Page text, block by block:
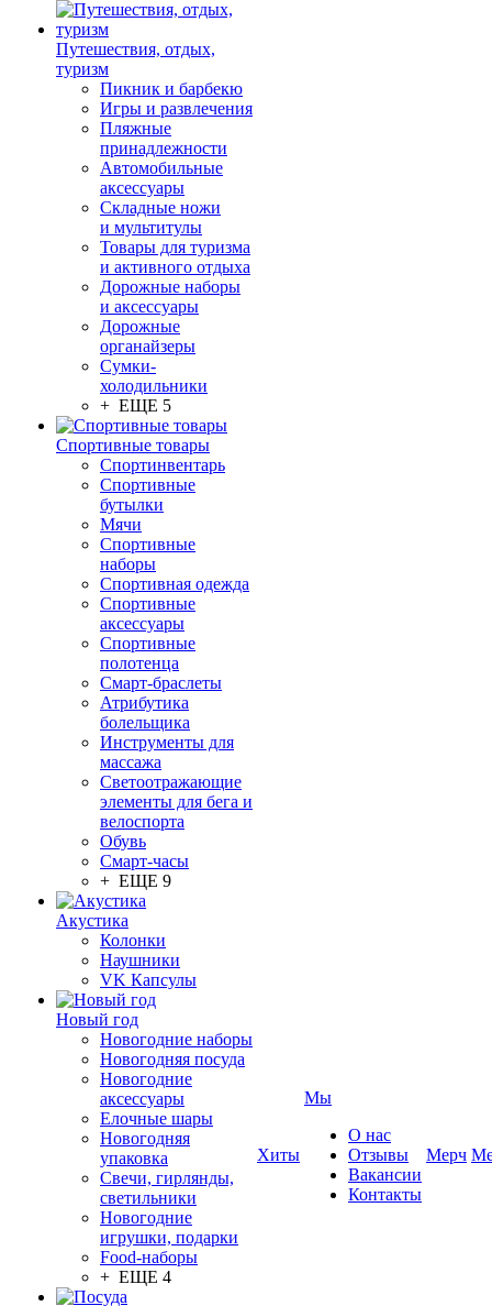
Путешествия, отдых,
туризм
Пикник и барбекю
Игры и развлечения
Пляжные
принадлежности
Автомобильные
аксессуары
Складные ножи
и мультитулы
Товары для туризма
и активного отдыха
Дорожные наборы
и аксессуары
Дорожные
органайзеры
Сумки-
холодильники
+ ЕЩЕ 5
Спортивные товары
Спортинвентарь
Спортивные
бутылки
Мячи
Спортивные
наборы
Спортивная одежда
Спортивные
аксессуары
Спортивные
полотенца
Смарт-браслеты
Атрибутика
болельщика
Инструменты для
массажа
Светоотражающие
элементы для бега и
велоспорта
Обувь
Смарт-часы
+ ЕЩЕ 9
Акустика
Колонки
Наушники
VK Капсулы
Новый год
Новогодние наборы
Новогодняя посуда
Новогодние
аксессуары
Елочные шары
Новогодняя
упаковка
Свечи, гирлянды,
светильники
Новогодние
игрушки, подарки
Food-наборы
+ ЕЩЕ 4
Хиты
Мы
О нас
Отзывы
Вакансии
Контакты
Мерч